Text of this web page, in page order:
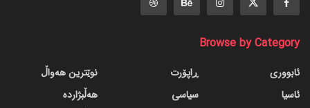
Browse by Category
ئابووری
ئاسیا
ڕاپۆرت
سیاسی
نوێترین هەواڵ
هەڵبژاردە